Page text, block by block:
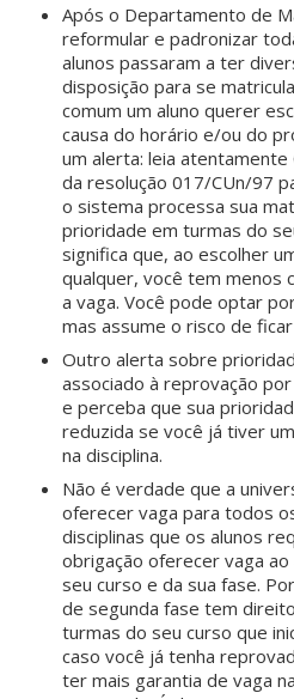
Após o Departamento de
reformular e padronizar
alunos passaram a ter
disposição para se
comum um aluno querer
causa do horário e/ou do
um alerta: leia atentamente
da resolução 017/CUn/97
o sistema processa sua
prioridade em turmas do
significa que, ao escolher
qualquer, você tem menos
a vaga. Você pode optar
mas assume o risco de
Outro alerta sobre
associado à reprovação
e perceba que sua
reduzida se você já tiver
na disciplina.
Não é verdade que a
oferecer vaga para todos
disciplinas que os alunos
obrigação oferecer vaga ao
seu curso e da sua fase.
de segunda fase tem
turmas do seu curso que
caso você já tenha
ter mais garantia de vaga